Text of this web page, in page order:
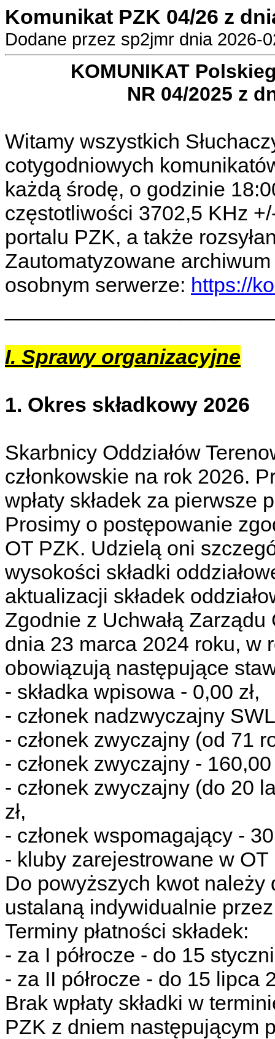
Komunikat PZK 04/26 z
Dodane przez sp2jmr dnia 2026-
KOMUNIKAT
NR 04/2025 z
Witamy wszystkich
cotygodniowych
każdą środę, o godzinie
częstotliwości 3702,5 KHz
portalu PZK, a także
Zautomatyzowane
osobnym serwerze: https://
I. Sprawy organizacyjne
1. Okres składkowy 2026
Skarbnicy Oddziałów
członkowskie na rok 2026.
wpłaty składek za pierwsze
Prosimy o postępowanie
OT PZK. Udzielą oni
wysokości składki
aktualizacji składek
Zgodnie z Uchwałą
dnia 23 marca 2024 roku, w
obowiązują następujące
- składka wpisowa - 0,00 zł,
- członek nadzwyczajny
- członek zwyczajny (od 71
- członek zwyczajny - 160,00
- członek zwyczajny (do 20
zł,
- członek wspomagający -
- kluby zarejestrowane w OT
Do powyższych kwot należy
ustalaną indywidualnie
Terminy płatności składek:
- za I półrocze - do 15
- za II półrocze - do 15 lipca
Brak wpłaty składki w
PZK z dniem następującym